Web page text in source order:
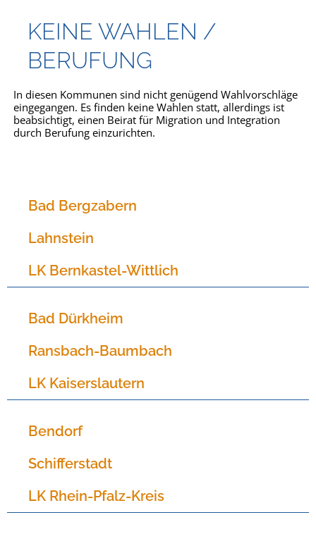
KEINE WAHLEN /
BERUFUNG
In diesen Kommunen sind nicht genügend Wahlvorschläge
eingegangen. Es finden keine Wahlen statt, allerdings ist
beabsichtigt, einen Beirat für Migration und Integration
durch Berufung einzurichten.
Bad Bergzabern
Lahnstein
LK Bernkastel-Wittlich
Bad Dürkheim
Ransbach-Baumbach
LK Kaiserslautern
Bendorf
Schifferstadt
LK Rhein-Pfalz-Kreis